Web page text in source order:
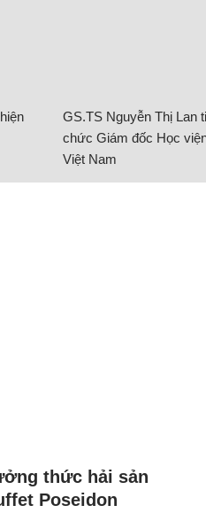
GS.TS Nguyễn Thị Lan
chức Giám đốc Học
Việt Nam
thức hải sản
Poseidon